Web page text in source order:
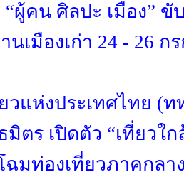
“ผู้คน ศิลปะ เมือง” ขั
นเมืองเก่า 24 - 26
วแห่งประเทศไทย (
ตร เปิดตัว “เที่ยวใก
ฉมท่องเที่ยวภาคกลา